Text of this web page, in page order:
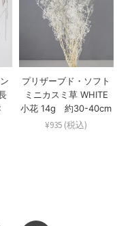
プリザーブド・ソフト
ミニカスミ草 WHITE
小花 14g 約30-40cm
¥935 (税込)